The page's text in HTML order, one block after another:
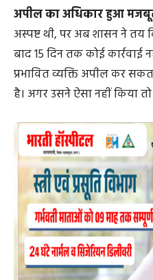
अपील का अधिकार हुआ
अस्पष्ट थी, पर अब शासन ने
बाद 15 दिन तक कोई कार्रवाई
प्रभावित व्यक्ति अपील कर
है। अगर उसने ऐसा नहीं किया